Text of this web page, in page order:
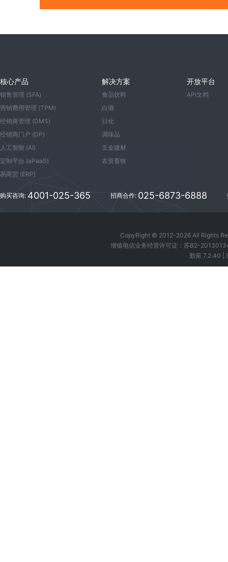
核心产品
销售管理 (SFA)
营销费用管理 (TPM)
经销商管理 (DMS)
经销商门户 (DP)
人工智能 (AI)
定制平台 (aPaaS)
易商贸 (ERP)
解决方案
食品饮料
白酒
日化
调味品
五金建材
农资畜牧
开放平台
API文档
购买咨询: 4001-025-365 招商合作: 025-6873-6888
CopyRight © 2012-2026All Rights
增值电信业务经营许可证：苏B2-
勤策 7.2.40 |